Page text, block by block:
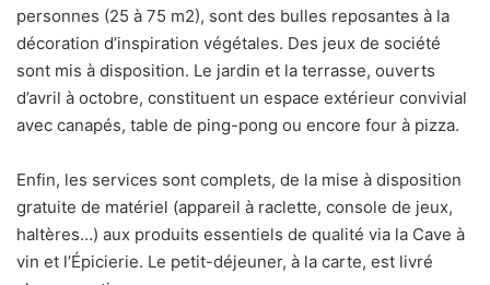
personnes (25 à 75 m2), sont des bulles reposantes à la
décoration d’inspiration végétales. Des jeux de société
sont mis à disposition. Le jardin et la terrasse, ouverts
d’avril à octobre, constituent un espace extérieur convivial
avec canapés, table de ping-pong ou encore four à pizza.
Enfin, les services sont complets, de la mise à disposition
gratuite de matériel (appareil à raclette, console de jeux,
haltères…) aux produits essentiels de qualité via la Cave à
vin et l’Épicierie. Le petit-déjeuner, à la carte, est livré